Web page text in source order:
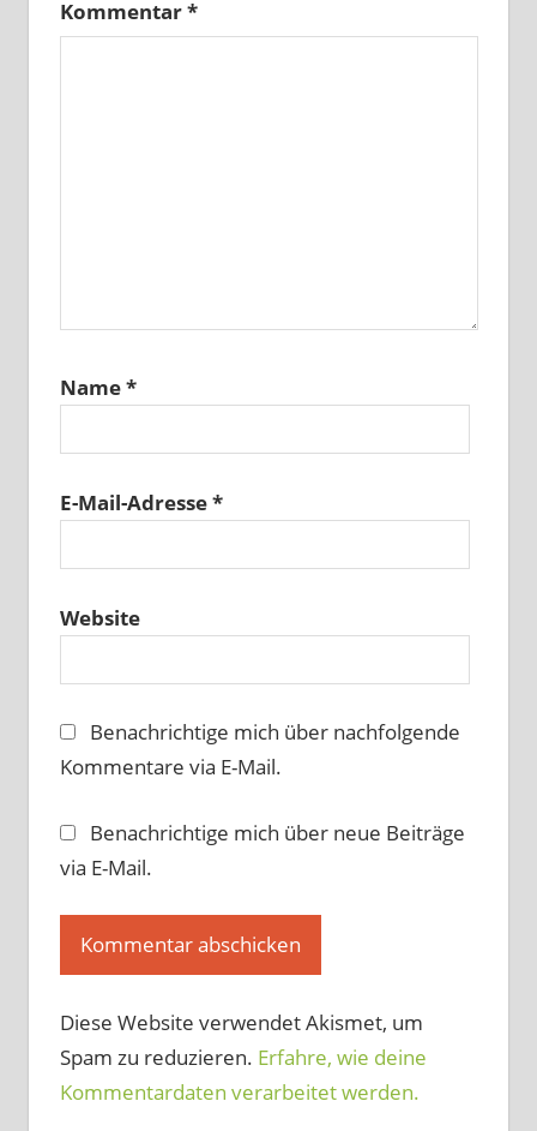
Kommentar*
Name*
E-Mail-Adresse*
Website
Benachrichtige mich über nachfolgende
Kommentare via E-Mail.
Benachrichtige mich über neue Beiträge
via E-Mail.
Diese Website verwendet Akismet, um
Spam zu reduzieren. Erfahre, wie deine
Kommentardaten verarbeitet werden.